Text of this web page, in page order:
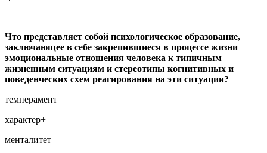
Что представляет собой психологическое образование,
заключающее в себе закрепившиеся в процессе жизни
эмоциональные отношения человека к типичным
жизненным ситуациям и стереотипы когнитивных и
поведенческих схем реагирования на эти ситуации?
темперамент
характер+
менталитет